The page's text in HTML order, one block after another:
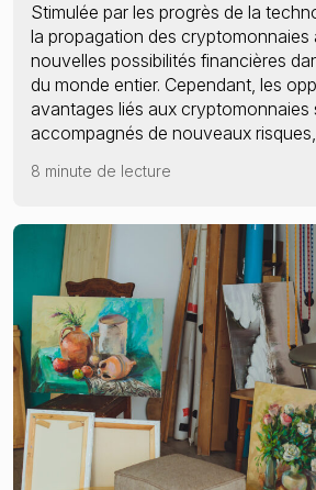
Stimulée par les progrès de la
la propagation des cryptomonnaies
nouvelles possibilités financières
du monde entier. Cependant, les
avantages liés aux cryptomonnaies
accompagnés de nouveaux
8 minute de lecture